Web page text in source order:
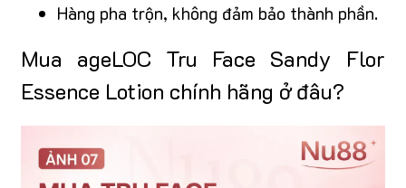
Hàng pha trộn, không đảm bảo thành phần.
Mua ageLOC Tru Face Sandy Flor
Essence Lotion chính hãng ở đâu?